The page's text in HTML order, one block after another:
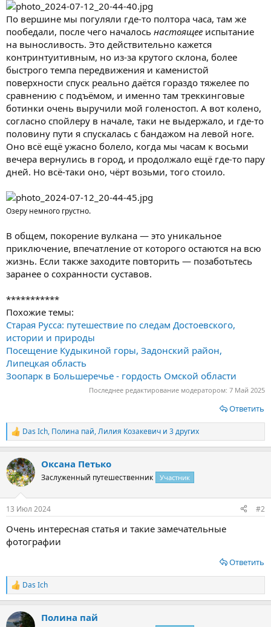
По вершине мы погуляли где-то полтора часа, там же
пообедали, после чего началось настоящее испытание
на выносливость. Это действительно кажется
контринтуитивным, но из-за крутого склона, более
быстрого темпа передвижения и каменистой
поверхности спуск реально даётся гораздо тяжелее по
сравнению с подъёмом, и именно там треккинговые
ботинки очень выручили мой голеностоп. А вот колено,
согласно спойлеру в начале, таки не выдержало, и где-то
половину пути я спускалась с бандажом на левой ноге.
Оно всё ещё ужасно болело, когда мы часам к восьми
вечера вернулись в город, и продолжало ещё где-то пару
дней. Но всё-таки оно, чёрт возьми, того стоило.
Озеру немного грустно.
В общем, покорение вулкана — это уникальное
приключение, впечатление от которого остаются на всю
жизнь. Если также заходите повторить — позаботьтесь
заранее о сохранности суставов.
***********
Похожие темы:
Старая Русса: путешествие по следам Достоевского,
истории и природы
Посещение Кудыкиной горы, Задонский район,
Липецкая область
Зоопарк в Большеречье - гордость Омской области
Последнее редактирование модератором: 7 Май 2025
Ответить
Р
е
к
ц
и
Das Ich, Полина пай,Лилия Козакевич и 3 других
Оксана Петько
Заслуженный путешественник Участник
13 Июл 2024 #2
Очень интересная статья и такие замечательные
фотографии
Ответить
Р
е
к
Das Ich
Полина пай